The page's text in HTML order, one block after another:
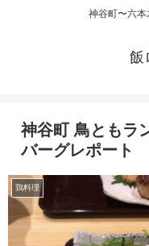
神谷町〜六
飯
神谷町 鳥ともラ
バーグレポート
鶏料理